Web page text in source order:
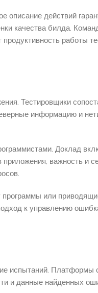
описание действий
качества билда.
работы
Тестировщики
информацию и
Доклад
важность и
или
к управлению
испытаний. Платформы
и данные найденных